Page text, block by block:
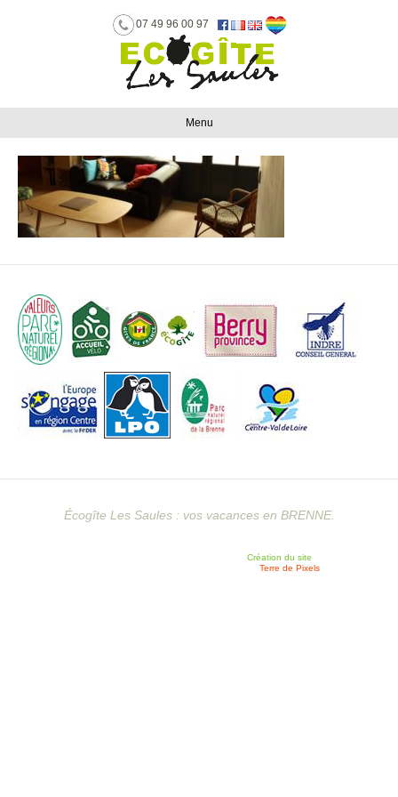
07 49 96 00 97
Menu
Écogîte Les Saules : vos vacances en BRENNE.
Création du site
Terre de Pixels